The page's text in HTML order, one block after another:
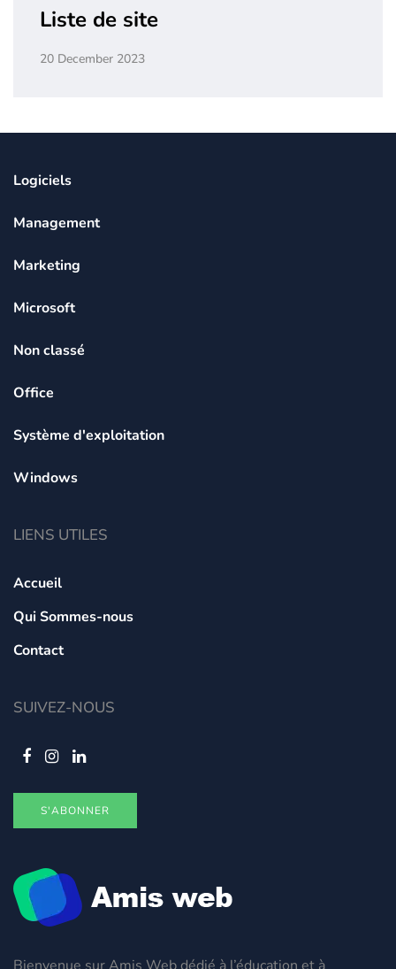
Liste de site
20 December 2023
Bienvenue sur Amis Web dédié à l’éducation et à
Logiciels
Management
Marketing
Microsoft
Non classé
Office
Système d'exploitation
Windows
LIENS UTILES
Accueil
Qui Sommes-nous
Contact
SUIVEZ-NOUS
S'ABONNER